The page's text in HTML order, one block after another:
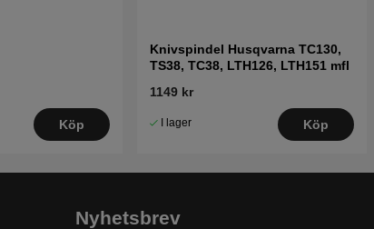
Köp
Knivspindel Husqvarna TC130,
TS38, TC38, LTH126, LTH151 mfl
1149 kr
I lager Köp
Nyhetsbrev